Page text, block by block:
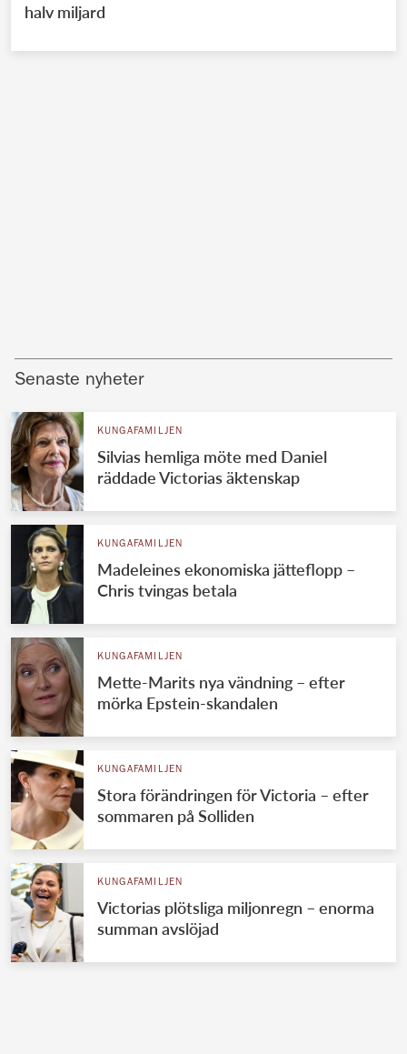
halv miljard
Senaste nyheter
KUNGAFAMILJEN
Silvias hemliga möte med Daniel
räddade Victorias äktenskap
KUNGAFAMILJEN
Madeleines ekonomiska jätteflopp –
Chris tvingas betala
KUNGAFAMILJEN
Mette-Marits nya vändning – efter
mörka Epstein-skandalen
KUNGAFAMILJEN
Stora förändringen för Victoria – efter
sommaren på Solliden
KUNGAFAMILJEN
Victorias plötsliga miljonregn – enorma
summan avslöjad